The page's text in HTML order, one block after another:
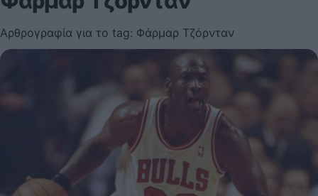
Αρθρογραφία για το tag: Φάρμαρ Τζόρνταν